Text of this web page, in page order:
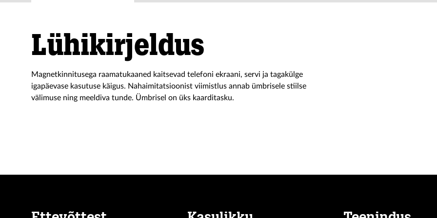
Lühikirjeldus
Magnetkinnitusega raamatukaaned kaitsevad telefoni ekraani, servi ja tagakülge
igapäevase kasutuse käigus. Nahaimitatsioonist viimistlus annab ümbrisele stiilse
välimuse ning meeldiva tunde. Ümbrisel on üks kaarditasku.